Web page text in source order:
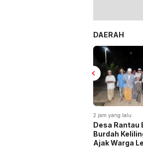
DAERAH
2 jam yang lalu
Desa Rantau
Burdah
Ajak Warga